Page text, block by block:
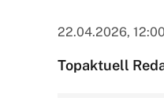
22.04.2026,
Topaktuell